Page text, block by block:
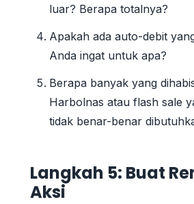
luar? Berapa totalnya?
Apakah ada auto-debit
Anda ingat untuk apa?
Berapa banyak yang
Harbolnas atau flash sale
tidak benar-benar
Langkah 5: Buat
Aksi